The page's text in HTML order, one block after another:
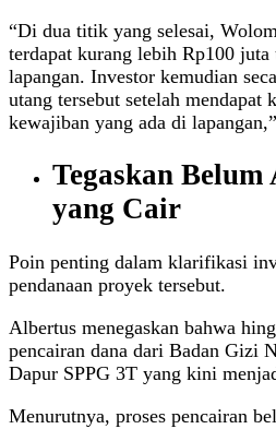
“Di dua titik yang selesai,
terdapat kurang lebih Rp100 juta
lapangan. Investor kemudian
utang tersebut setelah mendapat
kewajiban yang ada di
Tegaskan
yang Cair
Poin penting dalam klarifikasi
pendanaan proyek tersebut.
Albertus menegaskan bahwa
pencairan dana dari Badan Gizi
Dapur SPPG 3T yang kini
Menurutnya, proses pencairan